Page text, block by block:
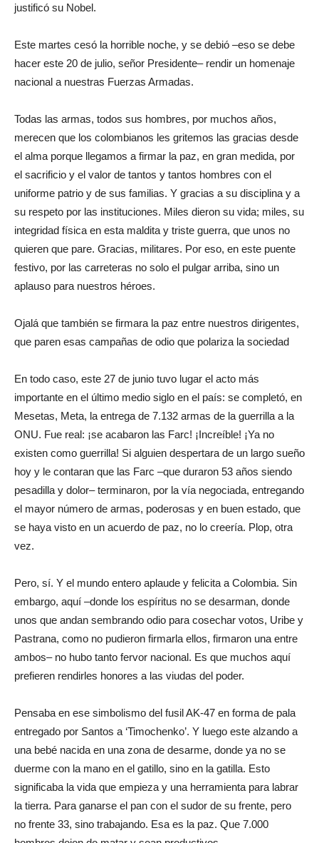
justificó su Nobel.
Este martes cesó la horrible noche, y se debió –eso se debe
hacer este 20 de julio, señor Presidente– rendir un homenaje
nacional a nuestras Fuerzas Armadas.
Todas las armas, todos sus hombres, por muchos años,
merecen que los colombianos les gritemos las gracias desde
el alma porque llegamos a firmar la paz, en gran medida, por
el sacrificio y el valor de tantos y tantos hombres con el
uniforme patrio y de sus familias. Y gracias a su disciplina y a
su respeto por las instituciones. Miles dieron su vida; miles, su
integridad física en esta maldita y triste guerra, que unos no
quieren que pare. Gracias, militares. Por eso, en este puente
festivo, por las carreteras no solo el pulgar arriba, sino un
aplauso para nuestros héroes.
Ojalá que también se firmara la paz entre nuestros dirigentes,
que paren esas campañas de odio que polariza la sociedad
En todo caso, este 27 de junio tuvo lugar el acto más
importante en el último medio siglo en el país: se completó, en
Mesetas, Meta, la entrega de 7.132 armas de la guerrilla a la
ONU. Fue real: ¡se acabaron las Farc! ¡Increíble! ¡Ya no
existen como guerrilla! Si alguien despertara de un largo sueño
hoy y le contaran que las Farc –que duraron 53 años siendo
pesadilla y dolor– terminaron, por la vía negociada, entregando
el mayor número de armas, poderosas y en buen estado, que
se haya visto en un acuerdo de paz, no lo creería. Plop, otra
vez.
Pero, sí. Y el mundo entero aplaude y felicita a Colombia. Sin
embargo, aquí –donde los espíritus no se desarman, donde
unos que andan sembrando odio para cosechar votos, Uribe y
Pastrana, como no pudieron firmarla ellos, firmaron una entre
ambos– no hubo tanto fervor nacional. Es que muchos aquí
prefieren rendirles honores a las viudas del poder.
Pensaba en ese simbolismo del fusil AK-47 en forma de pala
entregado por Santos a ‘Timochenko’. Y luego este alzando a
una bebé nacida en una zona de desarme, donde ya no se
duerme con la mano en el gatillo, sino en la gatilla. Esto
significaba la vida que empieza y una herramienta para labrar
la tierra. Para ganarse el pan con el sudor de su frente, pero
no frente 33, sino trabajando. Esa es la paz. Que 7.000